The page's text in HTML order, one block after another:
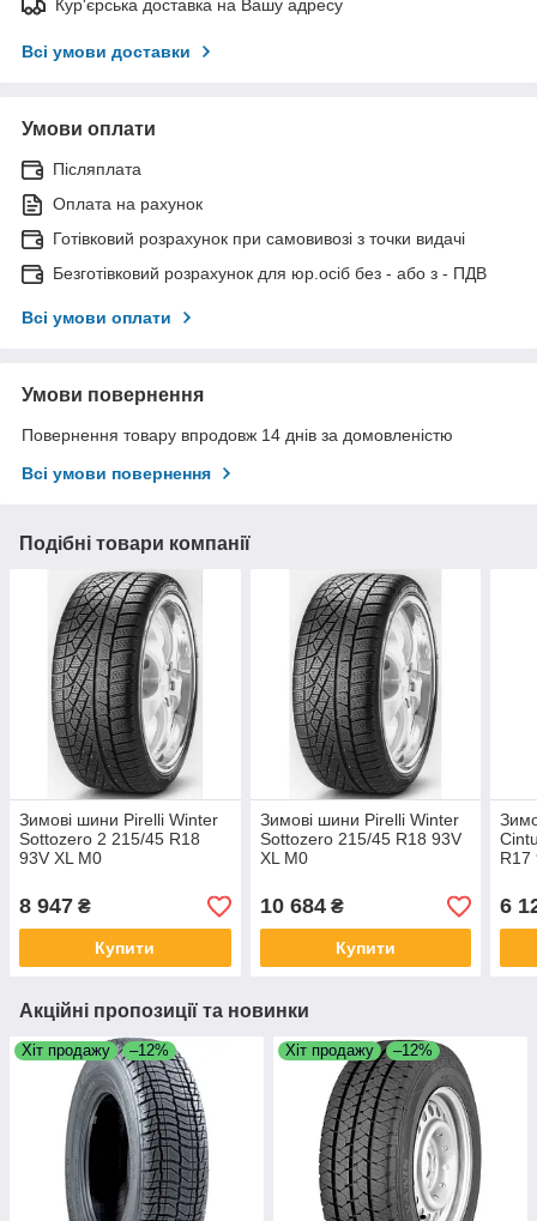
Кур'єрська доставка на Вашу адресу
Всі умови доставки
Умови оплати
Післяплата
Оплата на рахунок
Готівковий розрахунок при самовивозі з точки видачі
Безготівковий розрахунок для юр.осіб без - або з - ПДВ
Всі умови оплати
Умови повернення
Повернення товару впродовж 14 днів за домовленістю
Всі умови повернення
Подібні товари компанії
Зимові шини Pirelli Winter
Sottozero 2 215/45 R18
93V XL M0
8 947 ₴
Купити
Зимові шини Pirelli Winter
Sottozero 215/45 R18 93V
XL M0
10 684₴
Купити
R17
6
Акційні пропозиції та новинки
Хіт продажу –12% Хіт продажу –12%